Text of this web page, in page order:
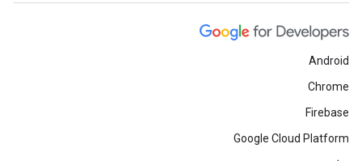
Android
Chrome
Firebase
Google Cloud Platform